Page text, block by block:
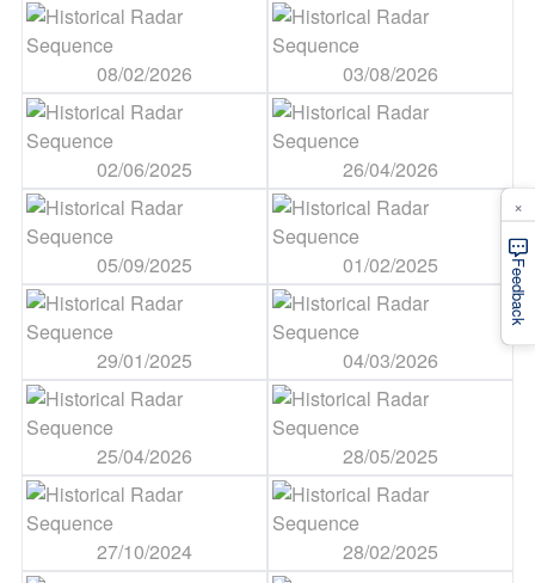
08/02/2026 03/08/2026
02/06/2025 26/04/2026
05/09/2025 01/02/2025
29/01/2025 04/03/2026
25/04/2026 28/05/2025
27/10/2024 28/02/2025
Feedback
×